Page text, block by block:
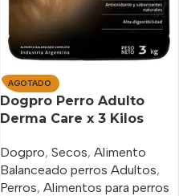
AGOTADO
Dogpro Perro Adulto
Derma Care x 3 Kilos
Dogpro, Secos, Alimento
Balanceado perros Adultos,
Perros, Alimentos para perros